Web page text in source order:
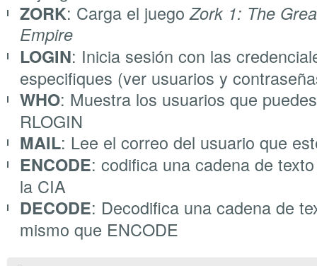
ZORK: Carga el juegoZork 1: The
Empire
LOGIN: Inicia sesión con las
especifiques (ver usuarios y
WHO: Muestra los usuarios que
RLOGIN
MAIL: Lee el correo del usuario que
ENCODE: codifica una cadena de
la CIA
DECODE: Decodifica una cadena de
mismo que ENCODE